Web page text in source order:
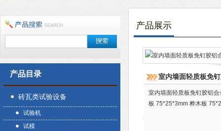
产品目录
砖瓦类试验设备
试验机
试模
产品展示
室内墙面轻质板免
室内墙面轻质板免钉胶铝
板 75*25*3mm 桦木板